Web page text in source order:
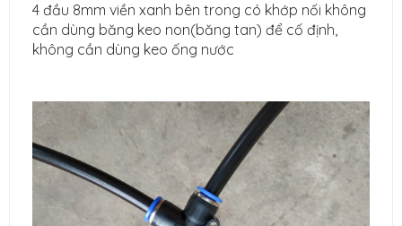
4 đầu 8mm viền xanh bên trong có khớp nối không
cần dùng băng keo non(băng tan) để cố định,
không cần dùng keo ống nước